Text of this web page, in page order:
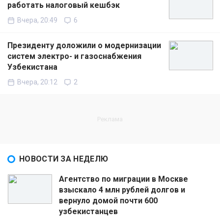
работать налоговый кешбэк
Вчера, 20:49 6
Президенту доложили о модернизации
систем электро- и газоснабжения
Узбекистана
Вчера, 20:12 2
НОВОСТИ ЗА НЕДЕЛЮ
Агентство по миграции в Москве
взыскало 4 млн рублей долгов и
вернуло домой почти 600
узбекистанцев